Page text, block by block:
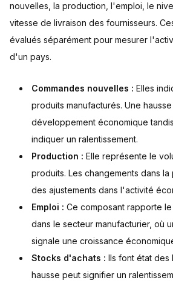
nouvelles, la production, l'emploi, le
vitesse de livraison des fournisseurs.
évalués séparément pour mesurer
d'un pays.
Commandes nouvelles : Elles
produits manufacturés. Une
développement économique
indiquer un ralentissement.
Production : Elle représente le
produits. Les changements dans
des ajustements dans l'activité
Emploi : Ce composant rapporte
dans le secteur manufacturier, où
signale une croissance
Stocks d'achats : Ils font état des
hausse peut signifier un